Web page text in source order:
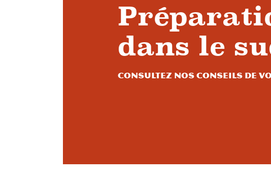
dans le
Consultez nos conseils de